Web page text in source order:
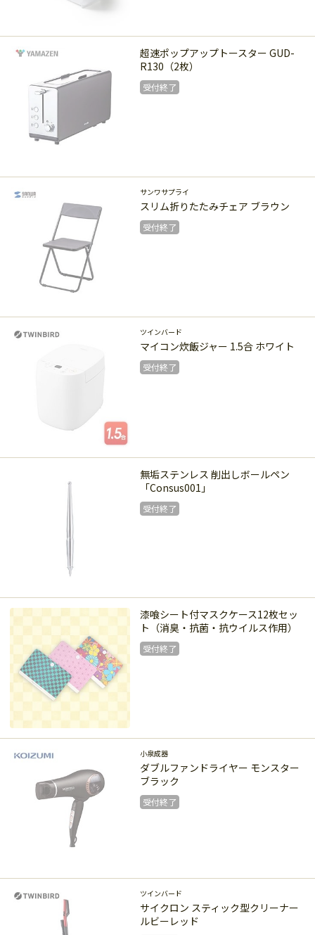
受付終了
超速ポップアップトースター GUD-
R130（2枚）
受付終了
受付終了
サンワサプライ
スリム折りたたみチェア ブラウン
受付終了
受付終了
ツインバード
マイコン炊飯ジャー 1.5合 ホワイト
受付終了
受付終了
無垢ステンレス 削出しボールペン
「Consus001」
受付終了
受付終了
漆喰シート付マスクケース12枚セッ
ト（消臭・抗菌・抗ウイルス作用）
受付終了
受付終了
小泉成器
ダブルファンドライヤー モンスター
ブラック
受付終了
受付終了
ツインバード
サイクロン スティック型クリーナー
ルビーレッド